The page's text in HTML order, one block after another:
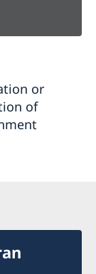
or
of